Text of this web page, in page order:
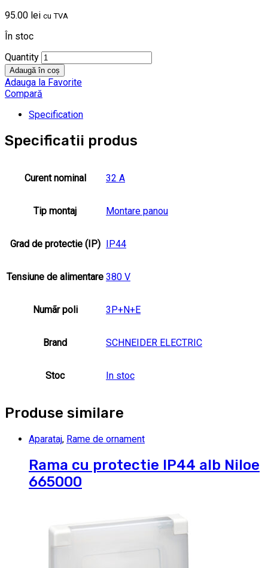
95.00 lei cu TVA
În stoc
Quantity
Adaugă în coș
Adauga la Favorite
Compară
Specification
Specificatii produs
Curent nominal 32 A
Tip montaj Montare panou
Grad de protectie (IP) IP44
Tensiune de alimentare 380 V
Numãr poli 3P+N+E
Brand SCHNEIDER ELECTRIC
Stoc In stoc
Produse similare
Aparataj, Rame de ornament
Rama cu protectie IP44 alb Niloe
665000